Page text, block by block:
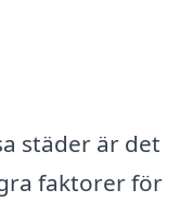
städer är det
faktorer för